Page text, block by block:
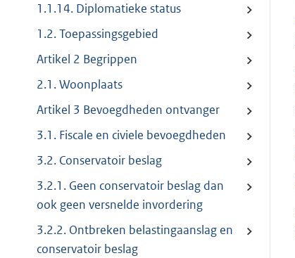
1.1.14. Diplomatieke status
1.2. Toepassingsgebied
Artikel 2 Begrippen
2.1. Woonplaats
Artikel 3 Bevoegdheden ontvanger
3.1. Fiscale en civiele bevoegdheden
3.2. Conservatoir beslag
3.2.1. Geen conservatoir beslag dan
ook geen versnelde invordering
3.2.2. Ontbreken belastingaanslag en
conservatoir beslag